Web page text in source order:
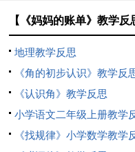
【《妈妈的账单》教学反
地理教学反思
《角的初步认识》教学反
《认识角》教学反思
小学语文二年级上册教学
《找规律》小学数学教学